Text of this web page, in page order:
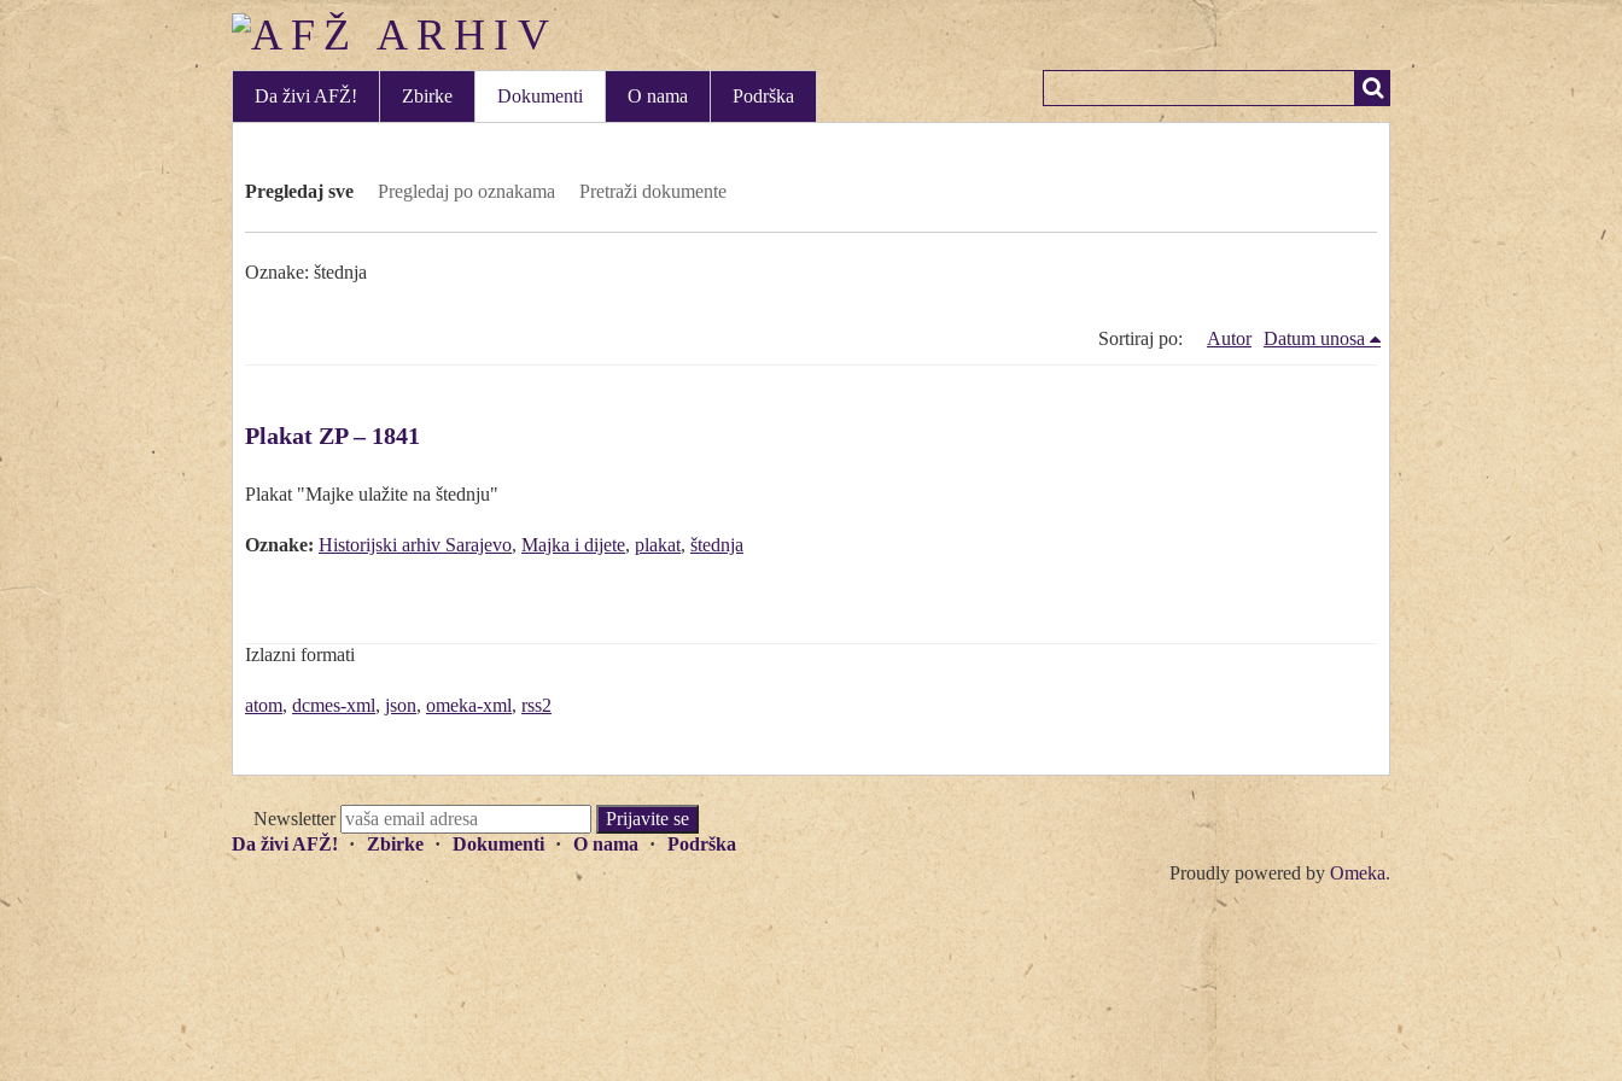
Da živi AFŽ! Zbirke Dokumenti O nama Podrška
Pregledaj sve Pregledaj po oznakama Pretraži dokumente
Oznake: štednja
Sortiraj po: Autor Datum unosa
Plakat ZP – 1841
Plakat "Majke ulažite na štednju"
Oznake: Historijski arhiv Sarajevo, Majka i dijete, plakat, štednja
Izlazni formati
atom, dcmes-xml, json, omeka-xml, rss2
Newsletter
Da živi AFŽ!
Zbirke Dokumenti O nama
Podrška
Proudly powered by Omeka.